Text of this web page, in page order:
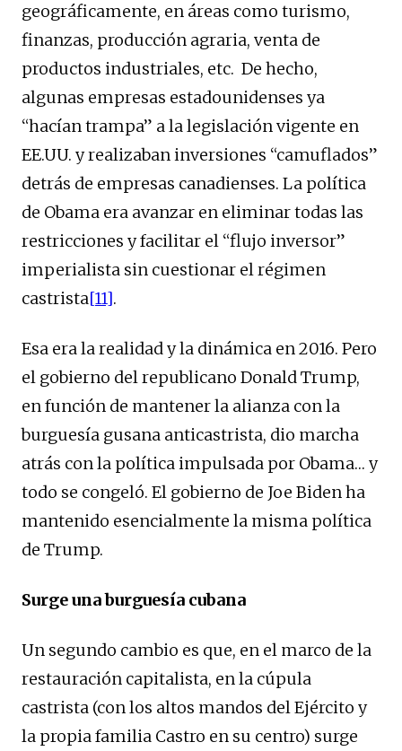
geográficamente, en áreas como turismo,
finanzas, producción agraria, venta de
productos industriales, etc. De hecho,
algunas empresas estadounidenses ya
“hacían trampa” a la legislación vigente en
EE.UU. y realizaban inversiones “camuflados”
detrás de empresas canadienses. La política
de Obama era avanzar en eliminar todas las
restricciones y facilitar el “flujo inversor”
imperialista sin cuestionar el régimen
castrista[11].
Esa era la realidad y la dinámica en 2016. Pero
el gobierno del republicano Donald Trump,
en función de mantener la alianza con la
burguesía gusana anticastrista, dio marcha
atrás con la política impulsada por Obama… y
todo se congeló. El gobierno de Joe Biden ha
mantenido esencialmente la misma política
de Trump.
Surge una burguesía cubana
Un segundo cambio es que, en el marco de la
restauración capitalista, en la cúpula
castrista (con los altos mandos del Ejército y
la propia familia Castro en su centro) surge